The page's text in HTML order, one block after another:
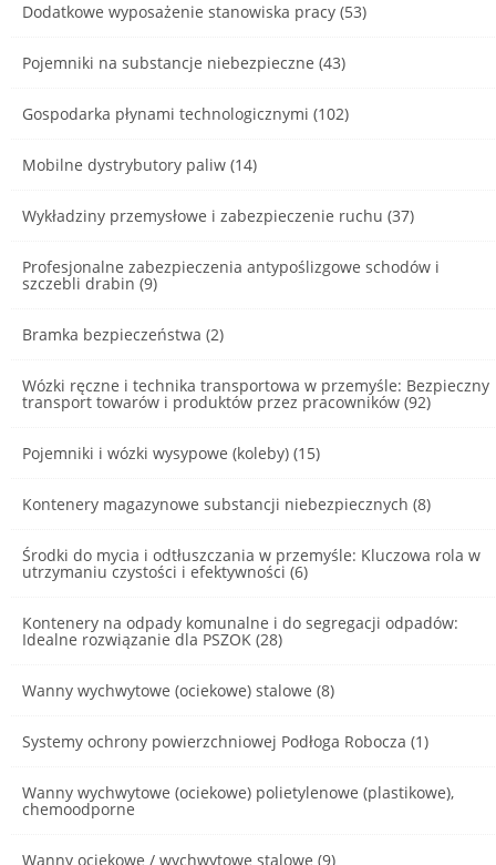
Dodatkowe wyposażenie stanowiska pracy (53)
Pojemniki na substancje niebezpieczne (43)
Gospodarka płynami technologicznymi (102)
Mobilne dystrybutory paliw (14)
Wykładziny przemysłowe i zabezpieczenie ruchu (37)
Profesjonalne zabezpieczenia antypoślizgowe schodów i
szczebli drabin (9)
Bramka bezpieczeństwa (2)
Wózki ręczne i technika transportowa w przemyśle: Bezpieczny
transport towarów i produktów przez pracowników (92)
Pojemniki i wózki wysypowe (koleby) (15)
Kontenery magazynowe substancji niebezpiecznych (8)
Środki do mycia i odtłuszczania w przemyśle: Kluczowa rola w
utrzymaniu czystości i efektywności (6)
Kontenery na odpady komunalne i do segregacji odpadów:
Idealne rozwiązanie dla PSZOK (28)
Wanny wychwytowe (ociekowe) stalowe (8)
Systemy ochrony powierzchniowej Podłoga Robocza (1)
Wanny wychwytowe (ociekowe) polietylenowe (plastikowe),
chemoodporne
Wanny ociekowe / wychwytowe stalowe (9)